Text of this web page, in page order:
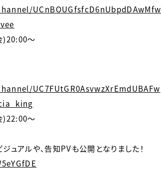
UCnBOUGfsfcD6nUbpdDAwMfw
)20:00〜
UC7FUtGR0AsvwzXrEmdUBAFw
)22:00〜
ュアルや、告知PVも公開となりました！